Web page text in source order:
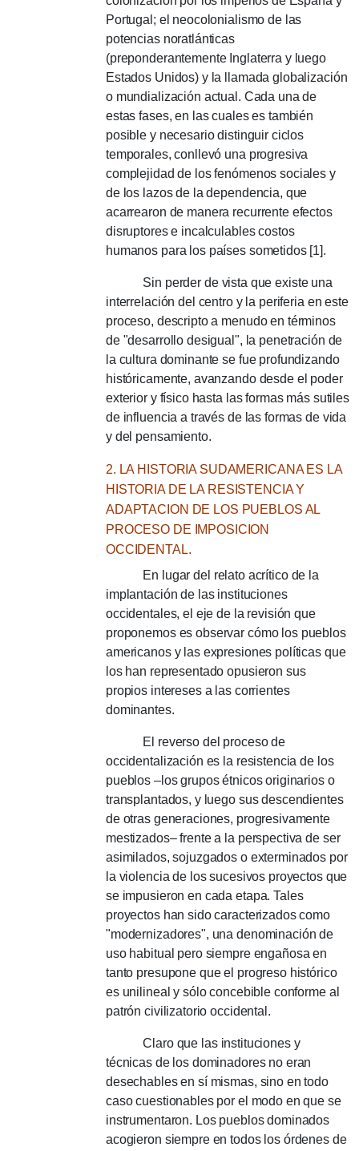
Portugal; el neocolonialismo de las
potencias noratlánticas
(preponderantemente Inglaterra y luego
Estados Unidos) y la llamada globalización
o mundialización actual. Cada una de
estas fases, en las cuales es también
posible y necesario distinguir ciclos
temporales, conllevó una progresiva
complejidad de los fenómenos sociales y
de los lazos de la dependencia, que
acarrearon de manera recurrente efectos
disruptores e incalculables costos
humanos para los países sometidos [1].
Sin perder de vista que existe una
interrelación del centro y la periferia en este
proceso, descripto a menudo en términos
de "desarrollo desigual", la penetración de
la cultura dominante se fue profundizando
históricamente, avanzando desde el poder
exterior y físico hasta las formas más sutiles
de influencia a través de las formas de vida
y del pensamiento.
2. LA HISTORIA SUDAMERICANA ES LA
HISTORIA DE LA RESISTENCIA Y
ADAPTACION DE LOS PUEBLOS AL
PROCESO DE IMPOSICION
OCCIDENTAL.
En lugar del relato acrítico de la
implantación de las instituciones
occidentales, el eje de la revisión que
proponemos es observar cómo los pueblos
americanos y las expresiones políticas que
los han representado opusieron sus
propios intereses a las corrientes
dominantes.
El reverso del proceso de
occidentalización es la resistencia de los
pueblos –los grupos étnicos originarios o
transplantados, y luego sus descendientes
de otras generaciones, progresivamente
mestizados– frente a la perspectiva de ser
asimilados, sojuzgados o exterminados por
la violencia de los sucesivos proyectos que
se impusieron en cada etapa. Tales
proyectos han sido caracterizados como
"modernizadores", una denominación de
uso habitual pero siempre engañosa en
tanto presupone que el progreso histórico
es unilineal y sólo concebible conforme al
patrón civilizatorio occidental.
Claro que las instituciones y
técnicas de los dominadores no eran
desechables en sí mismas, sino en todo
caso cuestionables por el modo en que se
instrumentaron. Los pueblos dominados
acogieron siempre en todos los órdenes de